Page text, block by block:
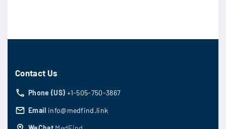
Contact Us
Phone (US) +1-505-750-3867
Email info@medfind.link